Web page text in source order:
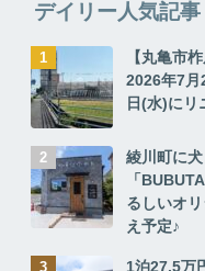
デイリー人気記事
【丸亀市
2026年7月
日(水)にリ
綾川町に
「
るしいオ
え予定♪
1泊27.5万